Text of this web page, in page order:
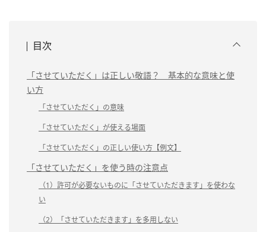
目次
「させていただく」は正しい敬語？ 基本的な意味と使
い方
「させていただく」の意味
「させていただく」が使える場面
「させていただく」の正しい使い方【例文】
「させていただく」を使う時の注意点
（1）許可が必要ないものに「させていただきます」を使わな
い
（2）「させていただきます」を多用しない